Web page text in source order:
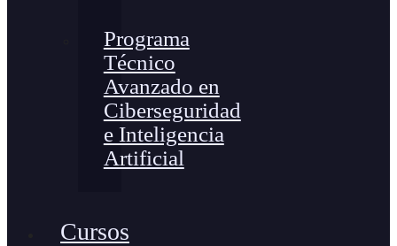
Programa
Técnico
Avanzado en
Ciberseguridad
e Inteligencia
Artificial
Cursos